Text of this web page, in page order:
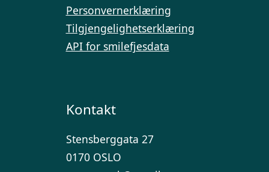
Personvernerklæring
Tilgjengelighetserklæring
API for smilefjesdata
Kontakt
Stensberggata 27
0170 OSLO